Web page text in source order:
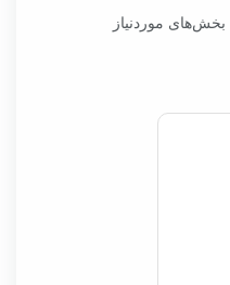
بخش‌های موردنیاز